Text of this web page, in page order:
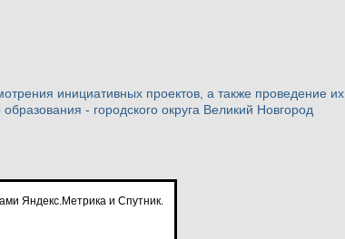
инициативных проектов, а также проведение их
- городского округа Великий Новгород
Яндекс.Метрика и Спутник.